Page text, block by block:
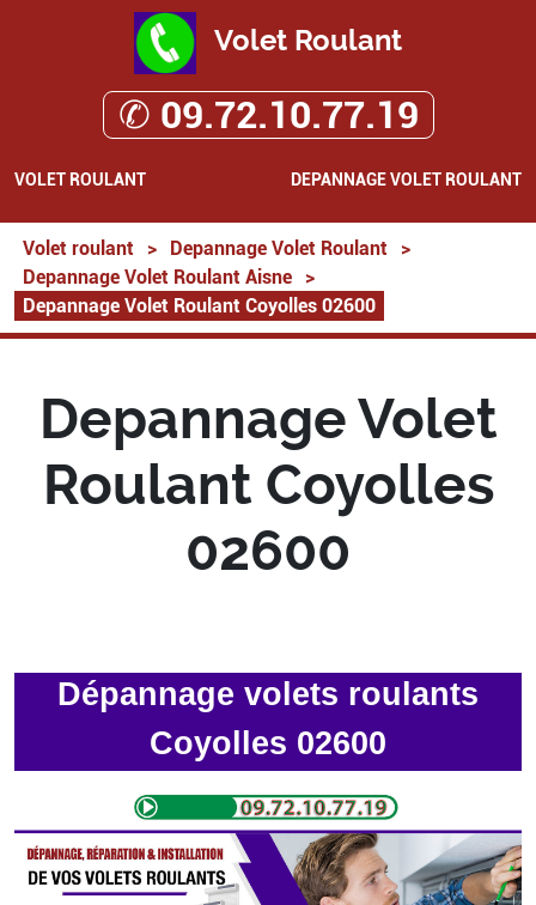
Volet Roulant
✆ 09.72.10.77.19
VOLET ROULANT DEPANNAGE VOLET ROULANT
Volet roulant > Depannage Volet Roulant
>
Depannage Volet Roulant Aisne
>
Depannage Volet Roulant Coyolles 02600
Depannage Volet
Roulant Coyolles
02600
Dépannage volets roulants
Coyolles 02600